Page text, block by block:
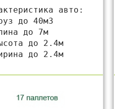
авто:
до 40м3
до 7м
до 2.4м
до 2.4м